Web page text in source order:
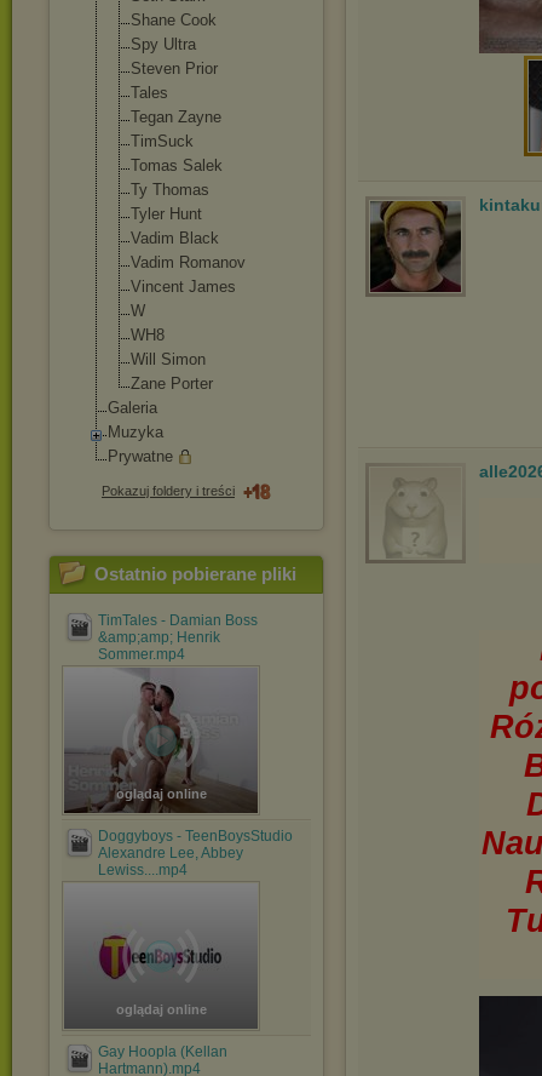
Shane Cook
Spy Ultra
Steven Prior
Tales
Tegan Zayne
TimSuck
Tomas Salek
Ty Thomas
Tyler Hunt
Vadim Black
Vadim Romanov
Vincent James
W
WH8
Will Simon
Zane Porter
Galeria
Muzyka
Prywatne
Pokazuj foldery i treści
Ostatnio pobierane pliki
TimTales - Damian Boss
&amp;amp; Henrik
Sommer.mp4
oglądaj online
Doggyboys - TeenBoysStudio
Alexandre Lee, Abbey
Lewiss....mp4
oglądaj online
Gay Hoopla (Kellan
Hartmann).mp4